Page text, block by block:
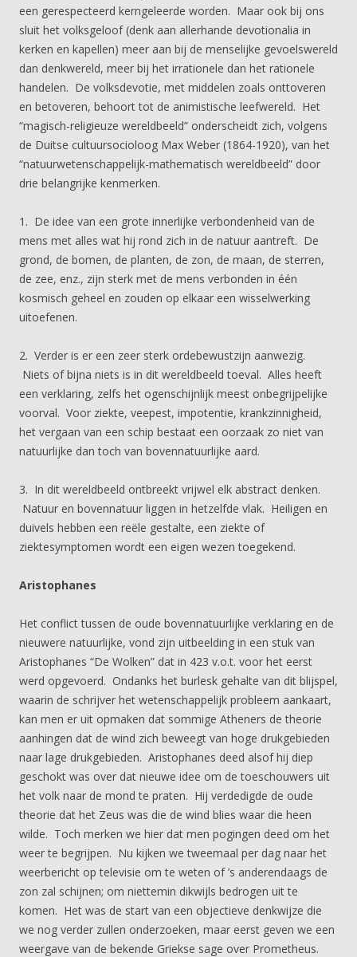
een gerespecteerd kerngeleerde worden. Maar ook bij ons
sluit het volksgeloof (denk aan allerhande devotionalia in
kerken en kapellen) meer aan bij de menselijke gevoelswereld
dan denkwereld, meer bij het irrationele dan het rationele
handelen. De volksdevotie, met middelen zoals onttoveren
en betoveren, behoort tot de animistische leefwereld. Het
“magisch-religieuze wereldbeeld” onderscheidt zich, volgens
de Duitse cultuursocioloog Max Weber (1864-1920), van het
“natuurwetenschappelijk-mathematisch wereldbeeld” door
drie belangrijke kenmerken.
1. De idee van een grote innerlijke verbondenheid van de
mens met alles wat hij rond zich in de natuur aantreft. De
grond, de bomen, de planten, de zon, de maan, de sterren,
de zee, enz., zijn sterk met de mens verbonden in één
kosmisch geheel en zouden op elkaar een wisselwerking
uitoefenen.
2. Verder is er een zeer sterk ordebewustzijn aanwezig.
Niets of bijna niets is in dit wereldbeeld toeval. Alles heeft
een verklaring, zelfs het ogenschijnlijk meest onbegrijpelijke
voorval. Voor ziekte, veepest, impotentie, krankzinnigheid,
het vergaan van een schip bestaat een oorzaak zo niet van
natuurlijke dan toch van bovennatuurlijke aard.
3. In dit wereldbeeld ontbreekt vrijwel elk abstract denken.
Natuur en bovennatuur liggen in hetzelfde vlak. Heiligen en
duivels hebben een reële gestalte, een ziekte of
ziektesymptomen wordt een eigen wezen toegekend.
Aristophanes
Het conflict tussen de oude bovennatuurlijke verklaring en de
nieuwere natuurlijke, vond zijn uitbeelding in een stuk van
Aristophanes “De Wolken” dat in 423 v.o.t. voor het eerst
werd opgevoerd. Ondanks het burlesk gehalte van dit blijspel,
waarin de schrijver het wetenschappelijk probleem aankaart,
kan men er uit opmaken dat sommige Atheners de theorie
aanhingen dat de wind zich beweegt van hoge drukgebieden
naar lage drukgebieden. Aristophanes deed alsof hij diep
geschokt was over dat nieuwe idee om de toeschouwers uit
het volk naar de mond te praten. Hij verdedigde de oude
theorie dat het Zeus was die de wind blies waar die heen
wilde. Toch merken we hier dat men pogingen deed om het
weer te begrijpen. Nu kijken we tweemaal per dag naar het
weerbericht op televisie om te weten of ’s anderendaags de
zon zal schijnen; om niettemin dikwijls bedrogen uit te
komen. Het was de start van een objectieve denkwijze die
we nog verder zullen onderzoeken, maar eerst geven we een
weergave van de bekende Griekse sage over Prometheus.